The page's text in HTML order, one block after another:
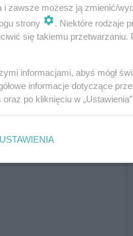
występ kabaretu!
i zawsze możesz ją zmienić/
strony
. Niektóre rodzaje
się takiemu przetwarzaniu.
informacjami, abyś mógł
informacje dotyczące
oraz po kliknięciu w
USTAWIENIA